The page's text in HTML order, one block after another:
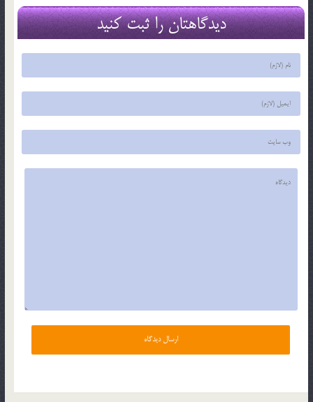
دیدگاهتان را ثبت کنید